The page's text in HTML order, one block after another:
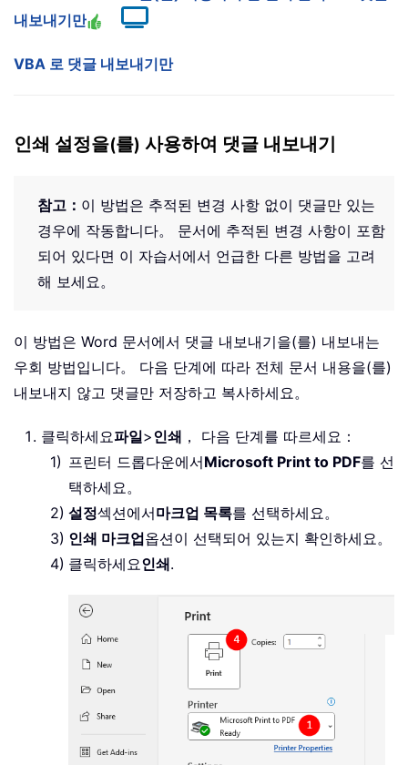
내보내기만
VBA 로 댓글 내보내기만
인쇄 설정을(를) 사용하여 댓글 내보내기
참고： 이 방법은 추적된 변경 사항 없이 댓글만 있는
경우에 작동합니다。 문서에 추적된 변경 사항이 포함
되어 있다면 이 자습서에서 언급한 다른 방법을 고려
해 보세요。
이 방법은 Word 문서에서 댓글 내보내기을(를) 내보내는
우회 방법입니다。 다음 단계에 따라 전체 문서 내용을(를)
내보내지 않고 댓글만 저장하고 복사하세요。
클릭하세요파일>인쇄 ， 다음 단계를 따르세요：
프린터 드롭다운에서Microsoft Print to PDF를 선
택하세요。
설정섹션에서마크업 목록를 선택하세요。
인쇄 마크업옵션이 선택되어 있는지 확인하세요。
클릭하세요인쇄.